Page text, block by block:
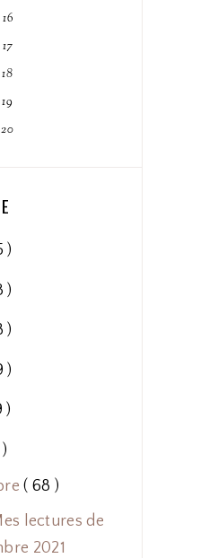
16
17
18
19
20
)
)
)
)
)
( 68 )
lectures de
2021